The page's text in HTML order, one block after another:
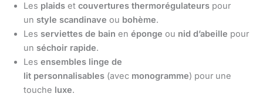
Les plaids et couvertures thermorégulateurs pour
un style scandinave ou bohème.
Les serviettes de bain en éponge ou nid d’abeille pour
un séchoir rapide.
Les ensembles linge de
lit personnalisables (avec monogramme) pour une
touche luxe.